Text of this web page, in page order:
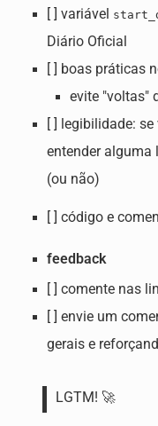
[ ] variável
Diário Oficial
[ ] boas práticas
evite "voltas"
[ ] legibilidade:
entender alguma
(ou não)
[ ] código e
feedback
[ ] comente nas
[ ] envie um
gerais e
LGTM! 🚀